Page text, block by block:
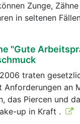
Zunge,
in seltenen
"Gute
traten
Anforderungen an
das Piercen und
up in Kraft .